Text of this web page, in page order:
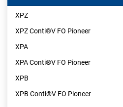
XPZ
XPZ Conti®V FO Pioneer
XPA
XPA Conti®V FO Pioneer
XPB
XPB Conti®V FO Pioneer